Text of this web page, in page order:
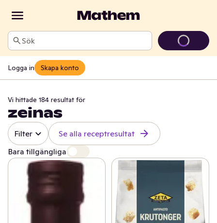
Sök
Logga in Skapa konto
Vi hittade 184 resultat för
zeinas
Filter
Se alla receptresultat
Bara tillgängliga